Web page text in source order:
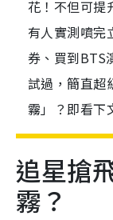
花！不但可提
有人實測噴完
券、買到BTS
試過，簡直超
霧」？即看下
追星搶
霧？